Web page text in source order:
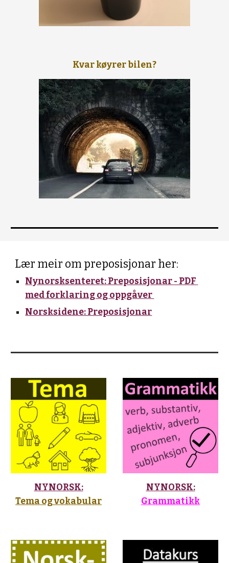
Kvar køyrer bilen?
Lær meir om preposisjonar her:
Nynorsksenteret: Preposisjonar - PDF
med forklaring og oppgåver
Norsksidene: Preposisjonar
NYNORSK:
Tema og vokabular
NYNORSK:
Grammatikk